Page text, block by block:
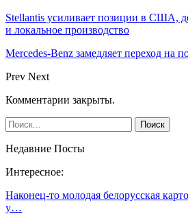
Stellantis усиливает позиции в США,
и локальное производство
Mercedes-Benz замедляет переход на
Prev Next
Комментарии закрыты.
Недавние Посты
Интересное:
Наконец-то молодая белорусская
у…